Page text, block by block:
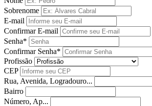
Sobrenome
E-mail
Confirmar E-mail
Senha*
Confirmar Senha*
Profissão
CEP
Rua, Avenida, Logradouro...
Bairro
Número, Ap...